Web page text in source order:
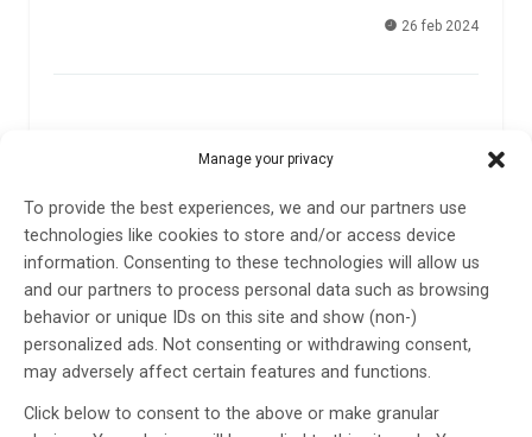
Manage your privacy
To provide the best experiences, we and our partners use
technologies like cookies to store and/or access device
information. Consenting to these technologies will allow us
and our partners to process personal data such as browsing
behavior or unique IDs on this site and show (non-)
personalized ads. Not consenting or withdrawing consent,
may adversely affect certain features and functions.
Click below to consent to the above or make granular
26 feb 2024